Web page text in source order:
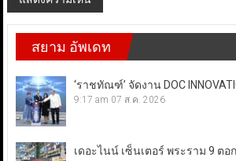
สยาม อัพเดท
‘ราชทัณฑ์’ จัดงาน DOC
9:17 am 07 ส.ค. 2026
เดอะไนน์ เซ็นเตอร์ พระราม 9 ต